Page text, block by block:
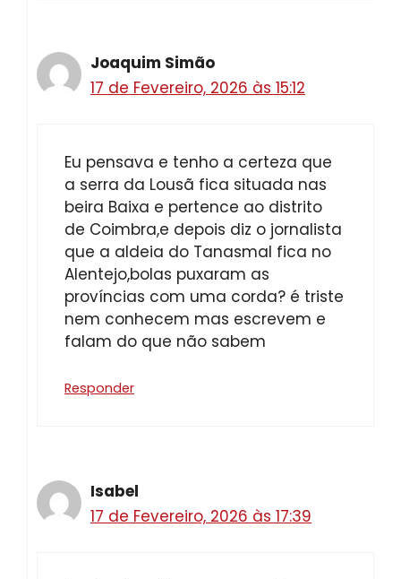
Joaquim Simão
17 de Fevereiro, 2026 às 15:12
Eu pensava e tenho a certeza que
a serra da Lousã fica situada nas
beira Baixa e pertence ao distrito
de Coimbra,e depois diz o jornalista
que a aldeia do Tanasmal fica no
Alentejo,bolas puxaram as
províncias com uma corda? é triste
nem conhecem mas escrevem e
falam do que não sabem
Responder
Isabel
17 de Fevereiro, 2026 às 17:39